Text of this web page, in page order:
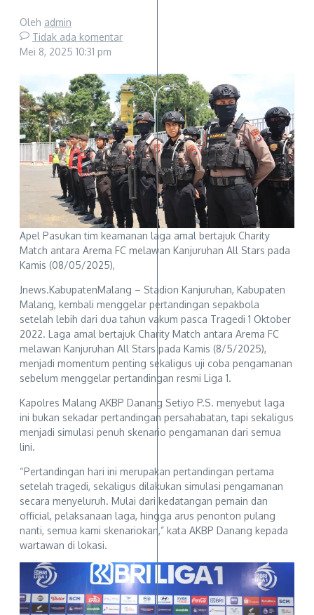
Oleh admin
Tidak ada komentar
Mei 8, 2025 10:31 pm
Apel Pasukan tim keamanan laga amal bertajuk Charity
Match antara Arema FC melawan Kanjuruhan All Stars pada
Kamis (08/05/2025),
Jnews.KabupatenMalang – Stadion Kanjuruhan, Kabupaten
Malang, kembali menggelar pertandingan sepakbola
setelah lebih dari dua tahun vakum pasca Tragedi 1 Oktober
2022. Laga amal bertajuk Charity Match antara Arema FC
melawan Kanjuruhan All Stars pada Kamis (8/5/2025),
menjadi momentum penting sekaligus uji coba pengamanan
sebelum menggelar pertandingan resmi Liga 1.
Kapolres Malang AKBP Danang Setiyo P.S. menyebut laga
ini bukan sekadar pertandingan persahabatan, tapi sekaligus
menjadi simulasi penuh skenario pengamanan dari semua
lini.
“Pertandingan hari ini merupakan pertandingan pertama
setelah tragedi, sekaligus dilakukan simulasi pengamanan
secara menyeluruh. Mulai dari kedatangan pemain dan
official, pelaksanaan laga, hingga arus penonton pulang
nanti, semua kami skenariokan,” kata AKBP Danang kepada
wartawan di lokasi.